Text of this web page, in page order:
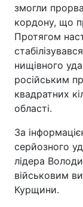
змогли
кордону, що
Протягом
нищівного
російським
квадратних
області.
За
серйозного
лідера
військовим
Курщини.